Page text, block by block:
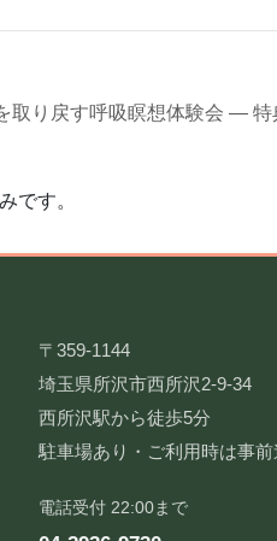
取り戻す呼吸瞑想体験会 ―
です。
〒359-1144
埼玉県所沢市西所沢2-9-34
西所沢駅から徒歩5分
駐車場あり・ご利用時は事前
電話受付 22:00まで